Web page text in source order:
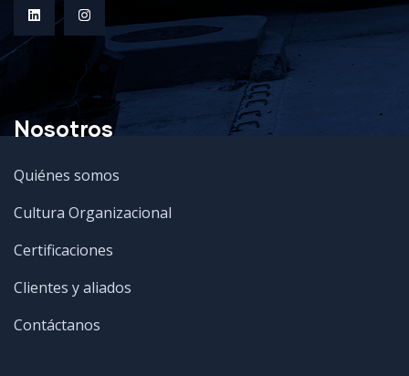
Nosotros
Quiénes somos
Cultura Organizacional
Certificaciones
Clientes y aliados
Contáctanos